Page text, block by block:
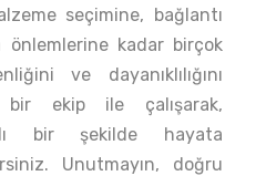
seçimine, bağlantı
önlemlerine kadar birçok
ve dayanıklılığını
bir ekip ile çalışarak,
bir şekilde hayata
Unutmayın, doğru